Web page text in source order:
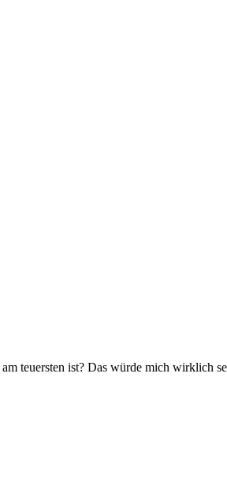
teuersten ist? Das würde mich wirklich